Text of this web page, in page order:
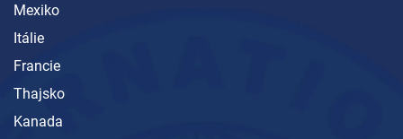
Mexiko
Itálie
Francie
Thajsko
Kanada